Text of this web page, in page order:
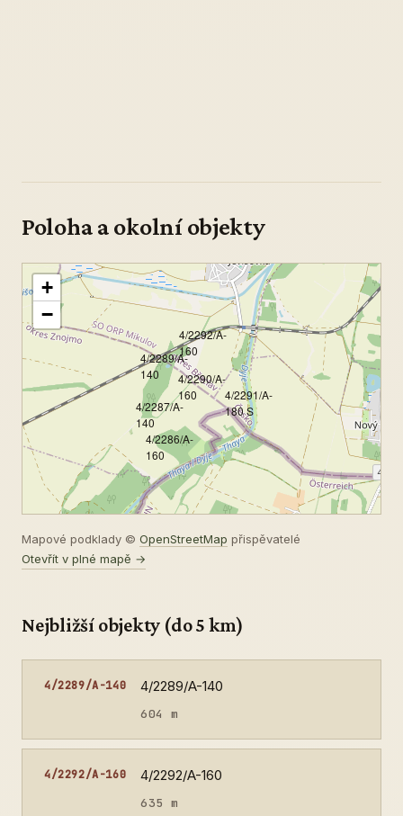
Poloha a okolní objekty
4/2290/A-
160
4/2289/A-
140
4/2292/A-
160
4/2291/A-
180 S
4/2287/A-
140
4/2286/A-
160
+
−
Mapové podklady © OpenStreetMap přispěvatelé
Otevřít v plné mapě →
Nejbližší objekty (do 5 km)
4/2289/A-140 4/2289/A-140
604 m
4/2292/A-160 4/2292/A-160
635 m